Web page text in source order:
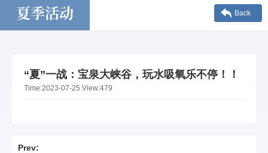
夏季活动 Back
“夏”一战：宝泉大峡谷，玩水吸氧乐不停！！
Time:2023-07-25 View:479
Prev: